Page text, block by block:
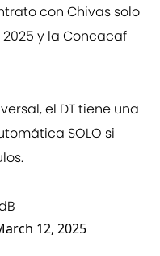
con Chivas solo
y la Concacaf
el DT tiene una
SOLO si
12, 2025